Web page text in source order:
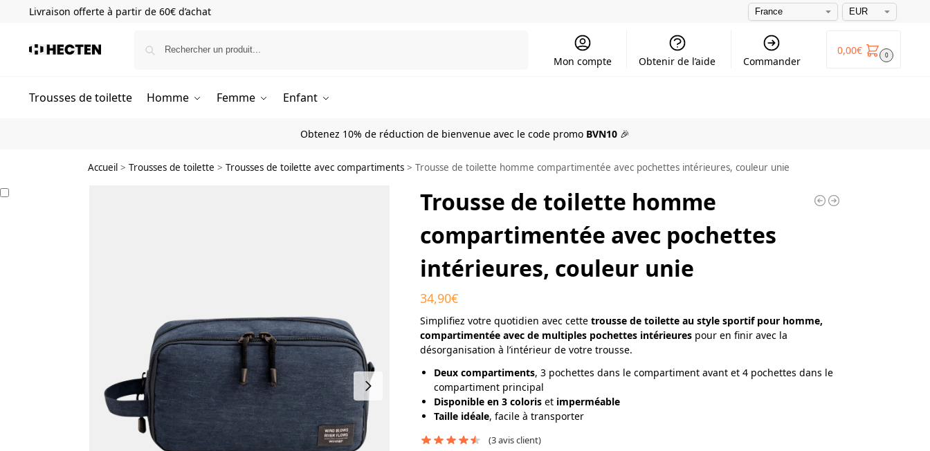
Livraison offerte à partir de 60€ d’achat
Mon compte Obtenir de l’aide Commander
0,00€ 0
Trousses de toilette Homme Femme Enfant
Obtenez 10% de réduction de bienvenue avec le code promo BVN10 🎉
Accueil >Trousses de toilette >Trousses de toilette avec compartiments >Trousse de toilette homme compartimentée avec pochettes intérieures, couleur unie
Trousse de toilette homme
compartimentée avec pochettes
intérieures, couleur unie
34,90€
Simplifiez votre quotidien avec cette trousse de toilette au style sportif pour homme,
compartimentée avec de multiples pochettes intérieurespour en finir avec la
désorganisation à l’intérieur de votre trousse.
Deux compartiments, 3 pochettes dans le compartiment avant et 4 pochettes dans le
compartiment principal
Disponible en 3 coloriset imperméable
Taille idéale, facile à transporter
(3avis client)